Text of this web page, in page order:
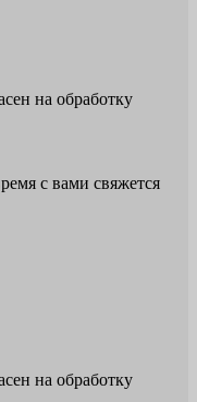
на обработку
с вами свяжется
на обработку